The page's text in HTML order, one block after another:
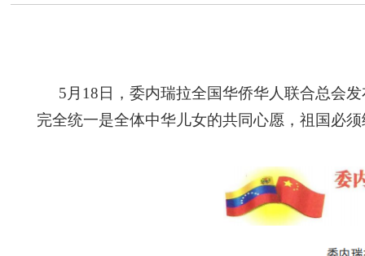
5月18日，委内瑞拉全国华侨华人联合总会
完全统一是全体中华儿女的共同心愿，祖国必